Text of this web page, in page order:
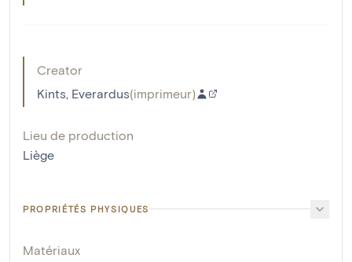
Creator
Kints, Everardus(imprimeur)
Lieu de production
Liège
PROPRIÉTÉS PHYSIQUES
Matériaux